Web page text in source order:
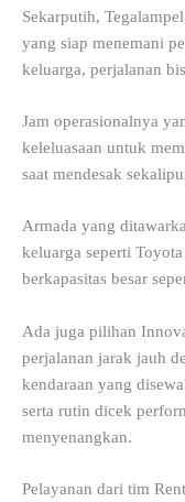
Sekarputih,
yang siap menemani
keluarga, perjalanan
Jam operasionalnya
keleluasaan untuk
saat mendesak
Armada yang
keluarga seperti
berkapasitas besar
Ada juga pilihan
perjalanan jarak jauh
kendaraan yang
serta rutin dicek
menyenangkan.
Pelayanan dari tim